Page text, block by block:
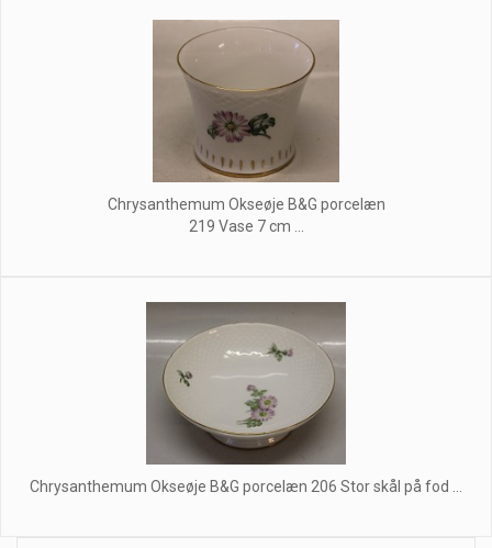
Chrysanthemum Okseøje B&G porcelæn
219 Vase 7 cm ...
Chrysanthemum Okseøje B&G porcelæn 206 Stor skål på fod ...